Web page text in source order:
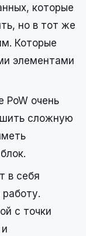
которые
но в тот же
Которые
элементами
PoW очень
сложную
в себя
с точки